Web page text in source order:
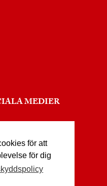
för att
för dig
MEDIER